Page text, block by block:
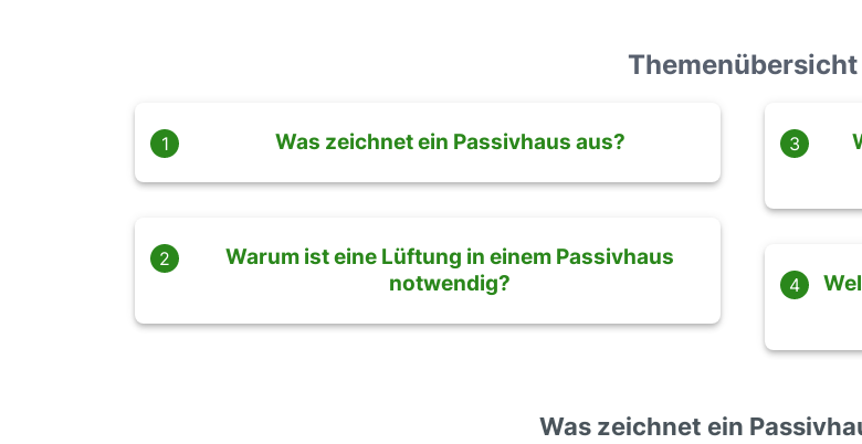
Themenübersicht
1 Was zeichnet ein Passivhaus aus?
2
Warum ist eine Lüftung in einem Passivhaus
notwendig?
3
4
Was zeichnet ein